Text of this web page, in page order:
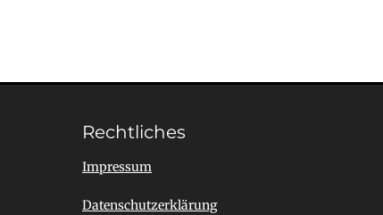
Rechtliches
Impressum
Datenschutzerklärung